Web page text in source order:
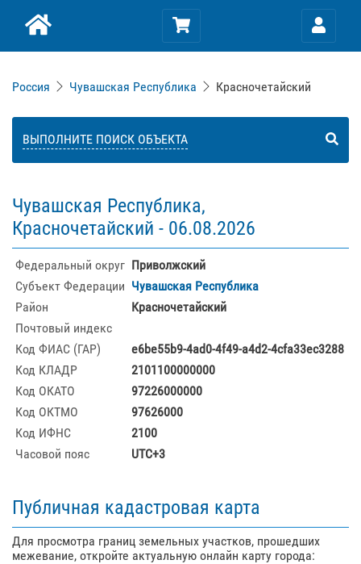
Россия Чувашская Республика Красночетайский
ВЫПОЛНИТЕ ПОИСК ОБЪЕКТА
Чувашская Республика,
Красночетайский - 06.08.2026
Федеральный округ Приволжский
Субъект Федерации Чувашская Республика
Район
Красночетайский
Почтовый индекс
Код ФИАС (ГАР)
e6be55b9-4ad0-4f49-a4d2-4cfa33ec3288
Код КЛАДР
2101100000000
Код ОКАТО
97226000000
Код ОКТМО
97626000
Код ИФНС
2100
Часовой пояс
UTC+3
Публичная кадастровая карта
Для просмотра границ земельных участков, прошедших
межевание, откройте актуальную онлайн карту города: